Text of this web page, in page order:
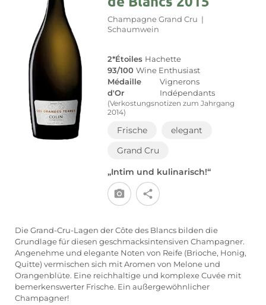
Champagne Grand Cru |
Schaumwein
2*Étoiles Hachette
93/100 Wine Enthusiast
Médaille
d'Or
Vignerons
Indépendants
(Verkostungsnotizen zum Jahrgang
2014)
Frische
elegant
Grand Cru
„Intim und kulinarisch!“
Die Grand-Cru-Lagen der Côte des Blancs bilden die
Grundlage für diesen geschmacksintensiven Champagner.
Angenehme und elegante Noten von Reife (Brioche, Honig,
Quitte) vermischen sich mit Aromen von Melone und
Orangenblüte. Eine reichhaltige und komplexe Cuvée mit
bemerkenswerter Frische. Ein außergewöhnlicher
Champagner!